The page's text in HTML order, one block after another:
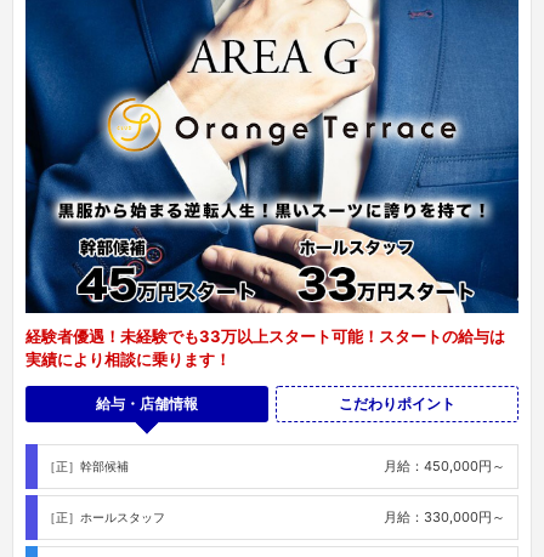
経験者優遇！未経験でも33万以上スタート可能！スタートの給与は
実績により相談に乗ります！
給与・店舗情報 こだわりポイント
［正］幹部候補 月給：450,000円～
［正］ホールスタッフ 月給：330,000円～